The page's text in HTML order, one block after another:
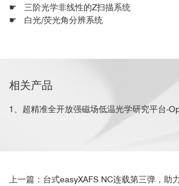
☛ 三阶光学非线性的Z扫描系统
☛ 白光/荧光角分辨系统
相关产品
1、超精准全开放强磁场低温光学研究平台-
上一篇：台式easyXAFS NC连载第三弹，助